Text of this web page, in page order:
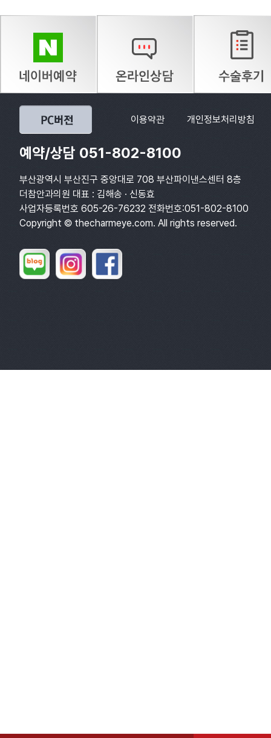
이용약관 개인정보처리방침
예약/상담 051-802-8100
부산광역시 부산진구 중앙대로 708 부산파이낸스센터 8층
더참안과의원 대표 : 김해송 · 신동효
사업자등록번호 605-26-76232 전화번호:051-802-8100
Copyright © thecharmeye.com. All rights reserved.